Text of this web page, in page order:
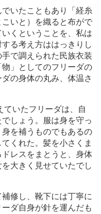
いたこともあり「経糸
こいと）を織ると布がで
くということを、私は
る考え方ははっきりし
で調えられた民族衣装
」としてのフリーダの
の身体の丸み、体温さ
ていたフリーダは、自
しょう。服は身を守っ
を補うものでもあるの
くれた。髪を小さくま
レスをまとうと、身体
大きく見せていたでし
修し、靴下には丁寧に
ダ自身が針を運んだも